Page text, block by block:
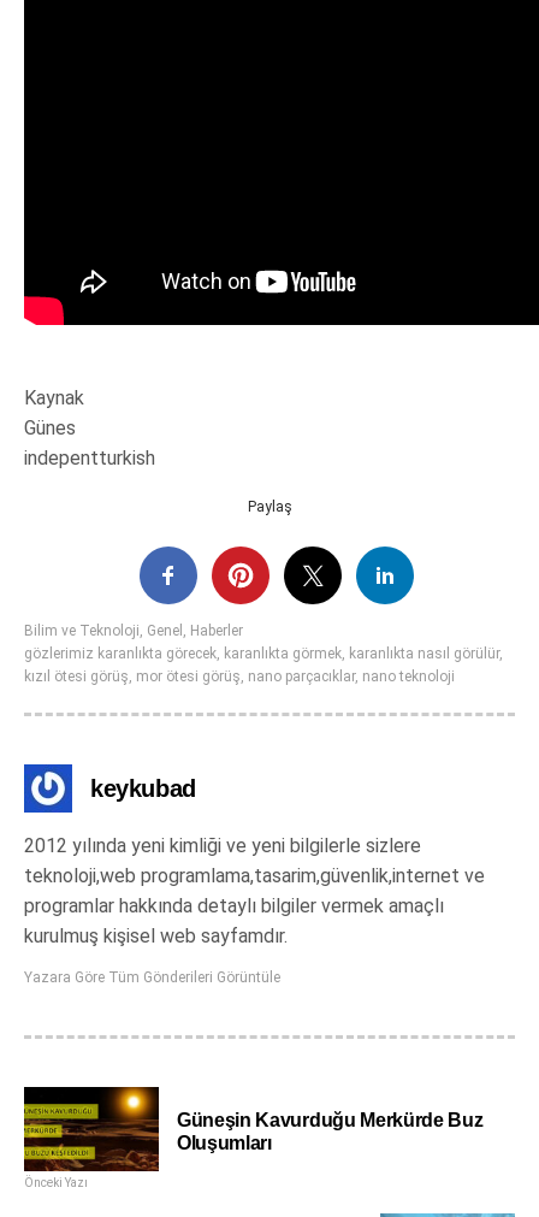
Kaynak
Günes
indepentturkish
Paylaş
Bilim ve Teknoloji, Genel , Haberler
gözlerimiz karanlıkta görecek, karanlıkta görmek, karanlıkta nasıl görülür,
kızıl ötesi görüş, mor ötesi görüş, nano parçacıklar, nano teknoloji
keykubad
2012 yılında yeni kimliği ve yeni bilgilerle sizlere
teknoloji,web programlama,tasarim,güvenlik,internet ve
programlar hakkında detaylı bilgiler vermek amaçlı
kurulmuş kişisel web sayfamdır.
Yazara Göre Tüm Gönderileri Görüntüle
Güneşin Kavurduğu Merkürde Buz
Oluşumları
Önceki Yazı